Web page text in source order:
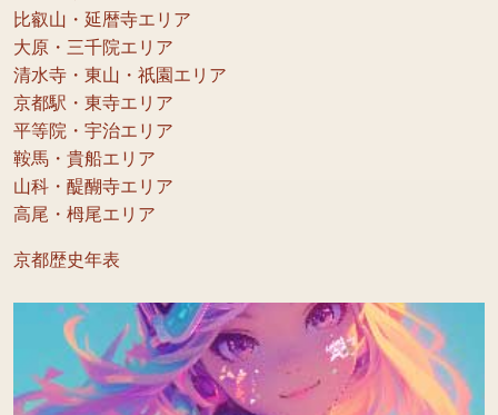
比叡山・延暦寺エリア
大原・三千院エリア
清水寺・東山・祇園エリア
京都駅・東寺エリア
平等院・宇治エリア
鞍馬・貴船エリア
山科・醍醐寺エリア
高尾・栂尾エリア
京都歴史年表